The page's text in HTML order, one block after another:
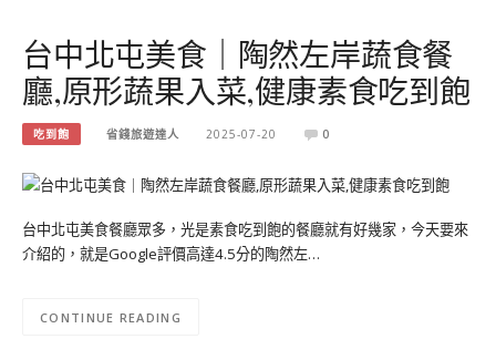
台中北屯美食｜陶然左岸蔬食餐
廳,原形蔬果入菜,健康素食吃到飽
吃到飽 省錢旅遊達人 2025-07-20 0
台中北屯美食餐廳眾多，光是素食吃到飽的餐廳就有好幾家，今天要來
介紹的，就是Google評價高達4.5分的陶然左…
CONTINUE READING